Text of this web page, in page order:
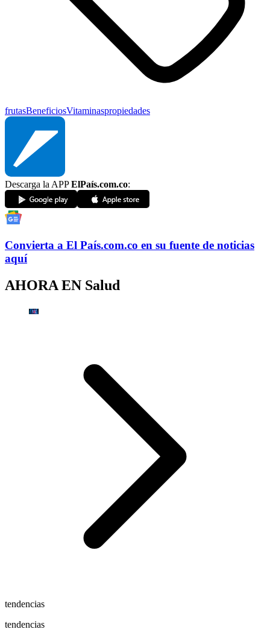
frutasBeneficiosVitaminaspropiedades
Descarga la APPElPaís.com.co:
Convierta a El País.com.co en su fuente de noticias
aquí
AHORA EN Salud
tendencias
tendencias